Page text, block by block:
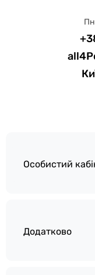
Особистий
Додатково